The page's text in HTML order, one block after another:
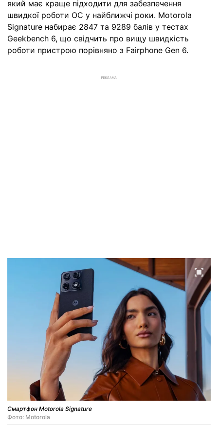
який має краще підходити для забезпечення
швидкої роботи ОС у найближчі роки. Motorola
Signature набирає 2847 та 9289 балів у тестах
Geekbench 6, що свідчить про вищу швидкість
роботи пристрою порівняно з Fairphone Gen 6.
РЕКЛАМА
Смартфон Motorola Signature
Фото: Motorola